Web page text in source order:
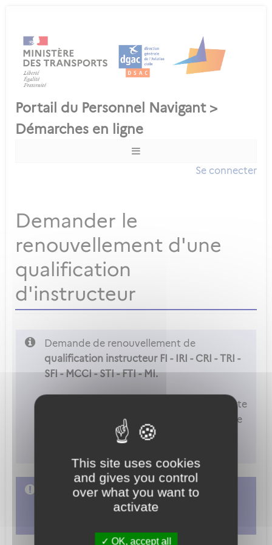
This site uses cookies
and gives you control
over what you want to
activate
OK, accept all
Se connecter
Demander le
renouvellement d'une
qualification
d'instructeur
Demande de renouvellement de
qualification instructeur FI - IRI - CRI - TRI -
SFI - MCCI - STI - FTI - MI.
: Vous ne pouvez accéder à cette
démarche que si vous êtes déclaré comme
examinateur ou instructeur dans les
L'accès à cette démarche ne vous est pas
autorisé. Afin d'y avoir accès, vous devez